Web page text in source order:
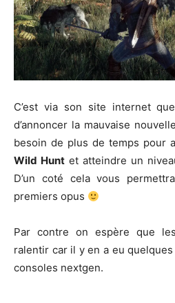
C’est via son site internet
d’annoncer la mauvaise
besoin de plus de temps pour
Wild Hunt et atteindre un
D’un coté cela vous
premiers opus
Par contre on espère que
ralentir car il y en a eu
consoles nextgen.